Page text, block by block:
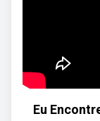
Eu